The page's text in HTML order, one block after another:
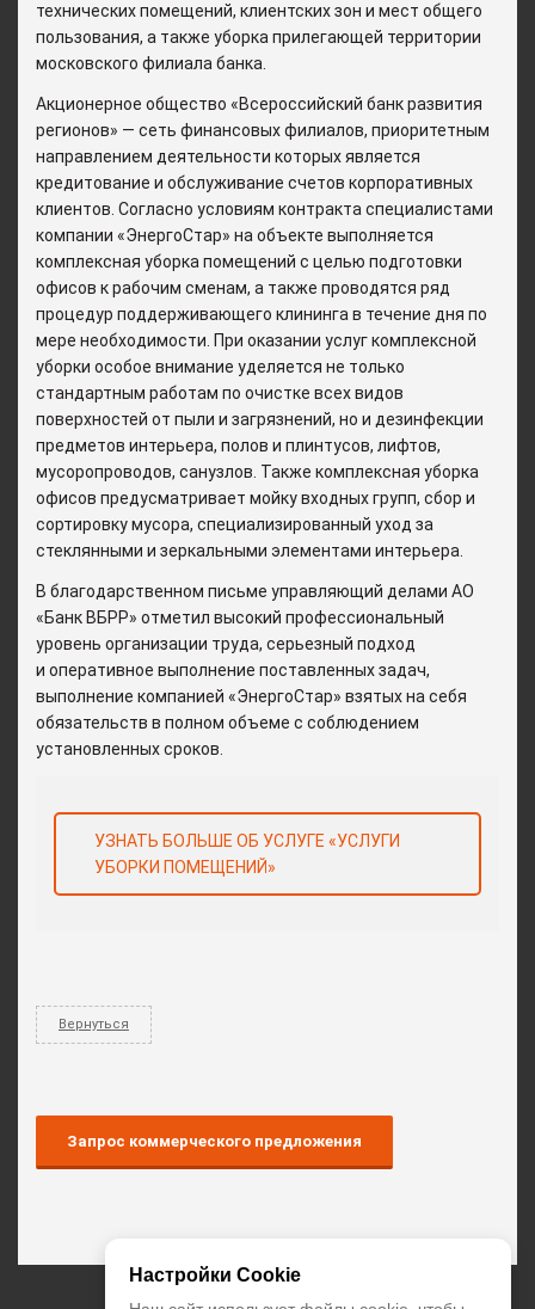
технических помещений, клиентских зон и мест общего
пользования, а также уборка прилегающей территории
московского филиала банка.
Акционерное общество «Всероссийский банк развития
регионов» — сеть финансовых филиалов, приоритетным
направлением деятельности которых является
кредитование и обслуживание счетов корпоративных
клиентов. Согласно условиям контракта специалистами
компании «ЭнергоСтар» на объекте выполняется
комплексная уборка помещений с целью подготовки
офисов к рабочим сменам, а также проводятся ряд
процедур поддерживающего клининга в течение дня по
мере необходимости. При оказании услуг комплексной
уборки особое внимание уделяется не только
стандартным работам по очистке всех видов
поверхностей от пыли и загрязнений, но и дезинфекции
предметов интерьера, полов и плинтусов, лифтов,
мусоропроводов, санузлов. Также комплексная уборка
офисов предусматривает мойку входных групп, сбор и
сортировку мусора, специализированный уход за
стеклянными и зеркальными элементами интерьера.
В благодарственном письме управляющий делами АО
«Банк ВБРР» отметил высокий профессиональный
уровень организации труда, серьезный подход
и оперативное выполнение поставленных задач,
выполнение компанией «ЭнергоСтар» взятых на себя
обязательств в полном объеме с соблюдением
установленных сроков.
УЗНАТЬ БОЛЬШЕ ОБ УСЛУГЕ «УСЛУГИ
УБОРКИ ПОМЕЩЕНИЙ»
Вернуться
Запрос коммерческого предложения
Настройки Cookie